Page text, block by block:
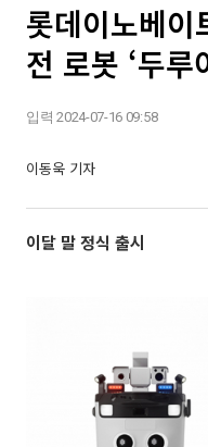
롯데이노베이
전 로봇 ‘두루
입력 2024-07-16 09:58
이동욱 기자
이달 말 정식 출시